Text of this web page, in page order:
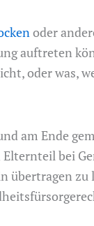
oder
auftreten
oder was,
am Ende
bei
übertragen zu